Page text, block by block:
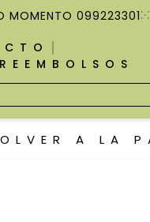
MOMENTO 099223301
A LA